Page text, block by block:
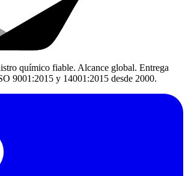
químico fiable. Alcance global. Entrega
9001:2015 y 14001:2015 desde 2000.